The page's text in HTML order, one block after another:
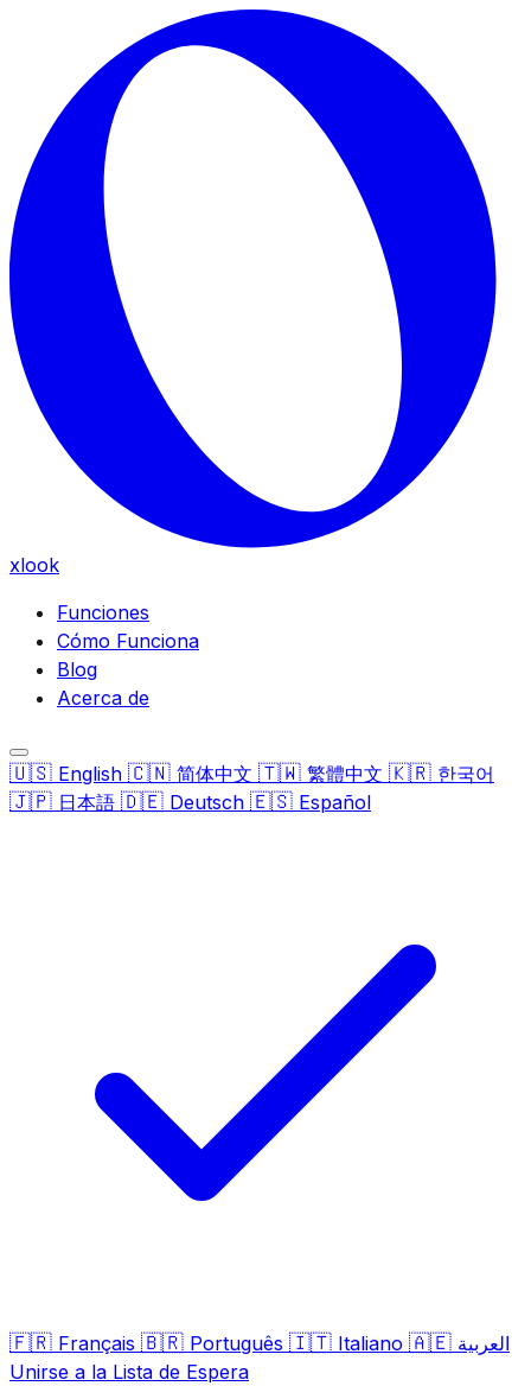
Skip to main content
xlook
Funciones
Cómo Funciona
Blog
Acerca de
🇺🇸 English 🇨🇳 简体中文 🇹🇼 繁體中文 🇰🇷 한국어
🇯🇵 日本語 🇩🇪 Deutsch 🇪🇸 Español
🇫🇷 Français 🇧🇷 Português 🇮🇹 Italiano 🇦🇪 العربية
Unirse a la Lista de Espera